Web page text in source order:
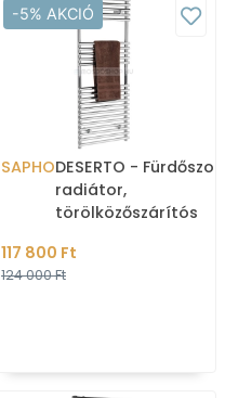
-5% AKCIÓ
SAPHODESERTO -
radiátor,
törölközőszárítós
50x120cm, egyenes -
Krómozott
117 800 Ft
124 000 Ft